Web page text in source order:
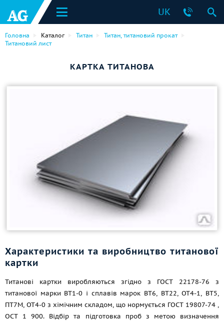
UK
Головна Каталог Титан
Титан, титановий прокат
Титановий лист
КАРТКА ТИТАНОВА
Характеристики та виробництво титанової
картки
Титанові картки виробляються згідно з ГОСТ 22178-76 з
титанової марки ВТ1-0 і сплавів марок ВТ6, ВТ22, ОТ4-1, ВТ5,
ПТ7М, ОТ4-0 з хімічним складом, що нормується ГОСТ 19807-74 ,
ОСТ 1 900. Відбір та підготовка проб з метою визначення